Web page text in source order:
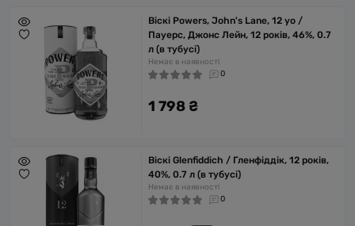
Віскі Powers, John's Lane, 12 yo /
Пауерс, Джонс Лейн, 12 років, 46%, 0.7
л (в тубусі)
Немає в наявності
0
1 798 ₴
Віскі Glenfiddich / Гленфіддік, 12 років,
40%, 0.7 л (в тубусі)
Немає в наявності
0